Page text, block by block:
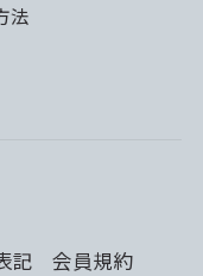
法
記
会員規約